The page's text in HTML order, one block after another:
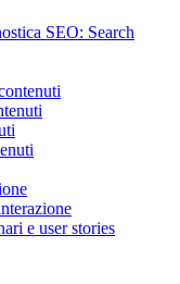
SEO: Search
e user stories